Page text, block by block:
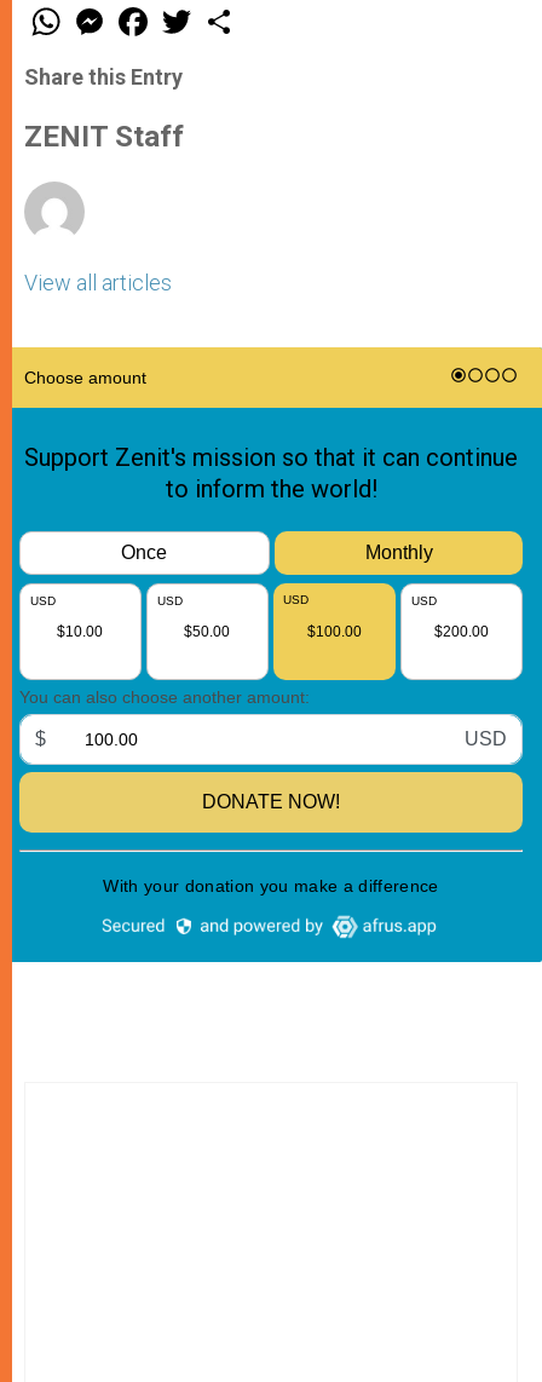
W
t
s
p
p
M
e
s
e
g
e
F
a
e
b
o
k
w
Share this Entry
ZENIT Staff
View all articles